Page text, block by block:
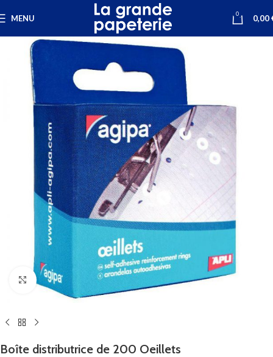
MENU 0 0,00
Cliquez pour agrandir
Boîte distributrice de 200 Oeillets